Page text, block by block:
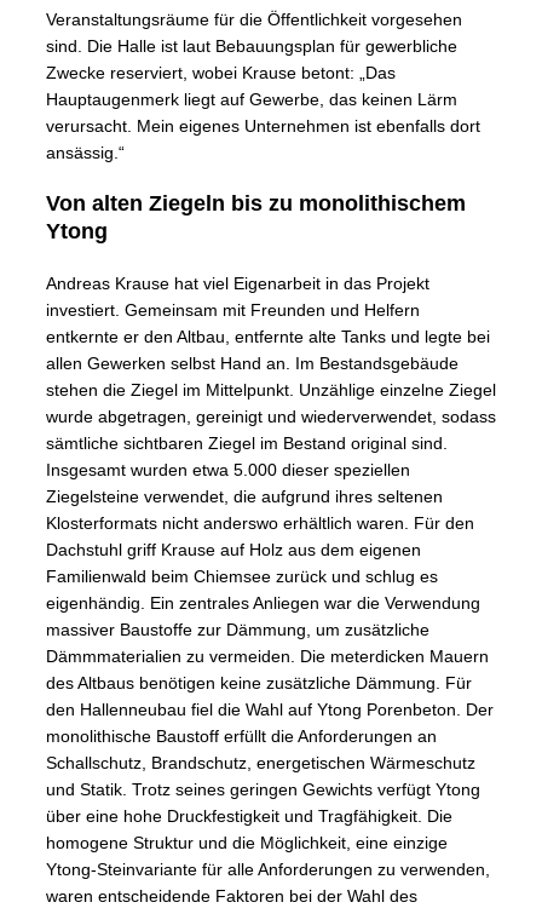
Veranstaltungsräume für die Öffentlichkeit vorgesehen
sind. Die Halle ist laut Bebauungsplan für gewerbliche
Zwecke reserviert, wobei Krause betont: „Das
Hauptaugenmerk liegt auf Gewerbe, das keinen Lärm
verursacht. Mein eigenes Unternehmen ist ebenfalls dort
ansässig.“
Von alten Ziegeln bis zu monolithischem
Ytong
Andreas Krause hat viel Eigenarbeit in das Projekt
investiert. Gemeinsam mit Freunden und Helfern
entkernte er den Altbau, entfernte alte Tanks und legte bei
allen Gewerken selbst Hand an. Im Bestandsgebäude
stehen die Ziegel im Mittelpunkt. Unzählige einzelne Ziegel
wurde abgetragen, gereinigt und wiederverwendet, sodass
sämtliche sichtbaren Ziegel im Bestand original sind.
Insgesamt wurden etwa 5.000 dieser speziellen
Ziegelsteine verwendet, die aufgrund ihres seltenen
Klosterformats nicht anderswo erhältlich waren. Für den
Dachstuhl griff Krause auf Holz aus dem eigenen
Familienwald beim Chiemsee zurück und schlug es
eigenhändig. Ein zentrales Anliegen war die Verwendung
massiver Baustoffe zur Dämmung, um zusätzliche
Dämmmaterialien zu vermeiden. Die meterdicken Mauern
des Altbaus benötigen keine zusätzliche Dämmung. Für
den Hallenneubau fiel die Wahl auf Ytong Porenbeton. Der
monolithische Baustoff erfüllt die Anforderungen an
Schallschutz, Brandschutz, energetischen Wärmeschutz
und Statik. Trotz seines geringen Gewichts verfügt Ytong
über eine hohe Druckfestigkeit und Tragfähigkeit. Die
homogene Struktur und die Möglichkeit, eine einzige
Ytong-Steinvariante für alle Anforderungen zu verwenden,
waren entscheidende Faktoren bei der Wahl des